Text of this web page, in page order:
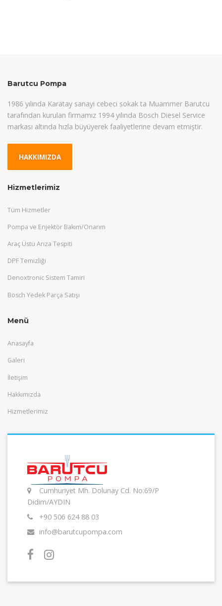
Barutcu Pompa
1986 yılında Karatay sanayi cebeci sokak ta Muammer Barutcu
tarafından kurulan firmamız 1994 yılında Bosch Diesel Service
markası altında hızla büyüyerek faaliyetlerine devam etmiştir.
HAKKIMIZDA
Hizmetlerimiz
Tüm Hizmetler
Pompa ve Enjektör Bakım/Onarım
Araç Üstü Arıza Tespiti
DPF Temizliği
Denoxtronic Sistem Tamiri
Bosch Yedek Parça Satışı
Menü
Anasayfa
Galeri
İletişim
Hakkımızda
Hizmetlerimiz
Cumhuriyet Mh. Dolunay Cd. No:69/P
Didim/AYDIN
+90 506 624 88 03
info@barutcupompa.com